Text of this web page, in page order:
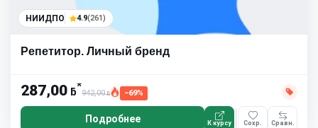
НИИДПО 4.9(261)
Репетитор. Личный бренд
287,00 ƃ*
942,00ƃ −69%
Подробнее К курсу Сохр. Сравн.